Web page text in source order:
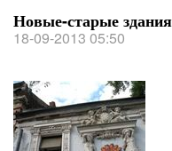
Новые-старые здания
18-09-2013 05:50